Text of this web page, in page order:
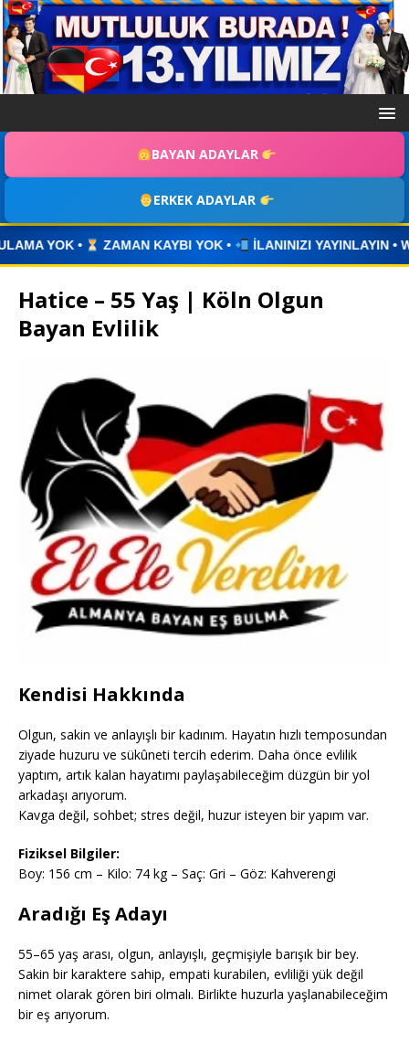
BAYAN ADAYLAR
ERKEK ADAYLAR
• İLANINIZI YAYINLAYIN • WHATSAPP ÜZERİNDEN İLETİŞİM
Hatice – 55 Yaş | Köln Olgun
Bayan Evlilik
Kendisi Hakkında
Olgun, sakin ve anlayışlı bir kadınım. Hayatın hızlı temposundan
ziyade huzuru ve sükûneti tercih ederim. Daha önce evlilik
yaptım, artık kalan hayatımı paylaşabileceğim düzgün bir yol
arkadaşı arıyorum.
Kavga değil, sohbet; stres değil, huzur isteyen bir yapım var.
Fiziksel Bilgiler:
Boy: 156 cm – Kilo: 74 kg – Saç: Gri – Göz: Kahverengi
Aradığı Eş Adayı
55–65 yaş arası, olgun, anlayışlı, geçmişiyle barışık bir bey.
Sakin bir karaktere sahip, empati kurabilen, evliliği yük değil
nimet olarak gören biri olmalı. Birlikte huzurla yaşlanabileceğim
bir eş arıyorum.